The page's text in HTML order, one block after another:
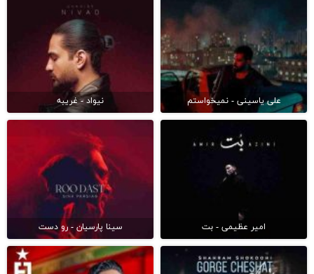
علی یاسینی - نمیخواستم نیواد - غریبه
امیر عظیمی - بت سینا پارسیان - رو دست